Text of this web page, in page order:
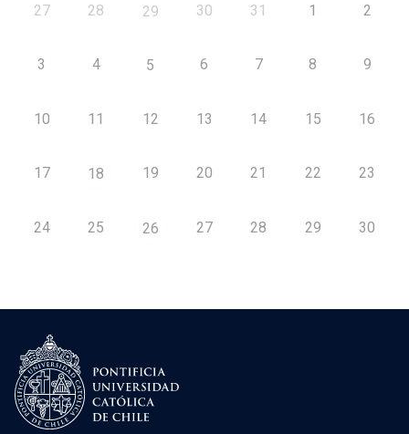
27 28 29 30 31 1 2
3 4 5 6 7 8 9
10 11 12 13 14 15 16
17 18 19 20 21 22 23
24 25 26 27 28 29 30